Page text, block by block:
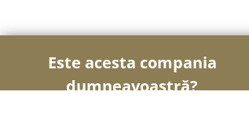
Este acesta compania
dumneavoastră?